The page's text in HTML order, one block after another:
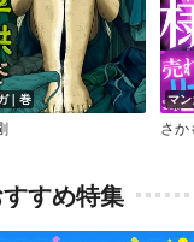
｜巻 マン
さか
すめ特集